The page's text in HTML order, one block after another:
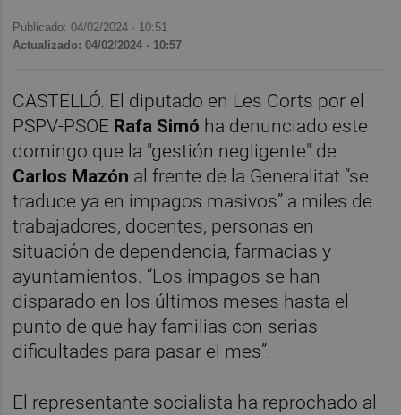
Publicado: 04/02/2024 · 10:51
Actualizado: 04/02/2024 · 10:57
CASTELLÓ. El diputado en Les Corts por el
PSPV-PSOE Rafa Simó ha denunciado este
domingo que la "gestión negligente" de
Carlos Mazón al frente de la Generalitat “se
traduce ya en impagos masivos” a miles de
trabajadores, docentes, personas en
situación de dependencia, farmacias y
ayuntamientos. “Los impagos se han
disparado en los últimos meses hasta el
punto de que hay familias con serias
dificultades para pasar el mes”.
El representante socialista ha reprochado al